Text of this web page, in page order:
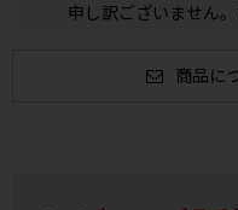
申し訳ございません
商品に